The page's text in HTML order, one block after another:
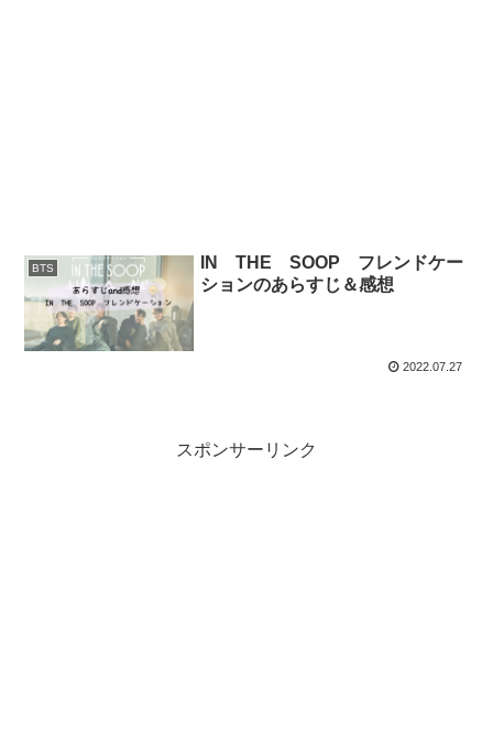
BTS
IN THE SOOP フレンドケー
ションのあらすじ＆感想
2022.07.27
スポンサーリンク